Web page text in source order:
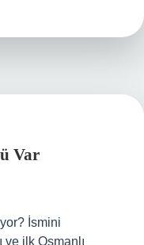
Var
İsmini
ve ilk Osmanlı